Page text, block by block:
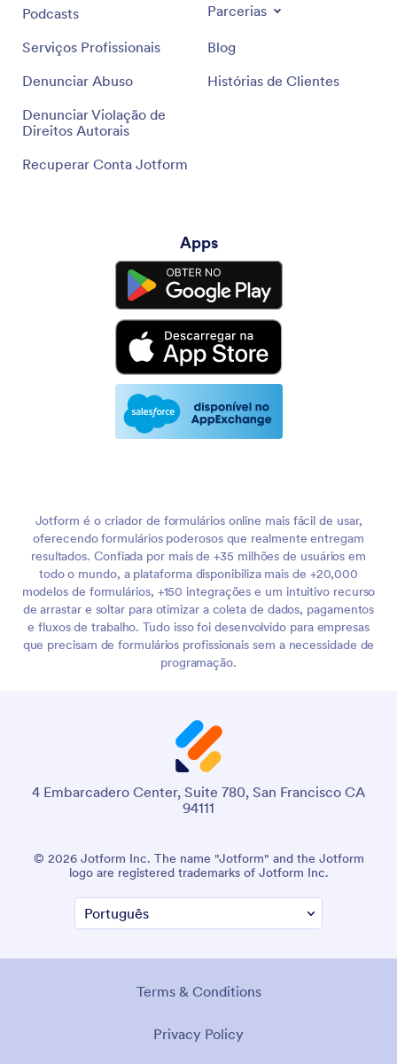
Podcasts
Serviços Profissionais
Denunciar Abuso
Denunciar Violação de
Direitos Autorais
Recuperar Conta Jotform
Parcerias
Blog
Histórias de Clientes
Apps
Jotform é o criador de formulários online mais fácil de usar,
oferecendo formulários poderosos que realmente entregam
resultados. Confiada por mais de +35 milhões de usuários em
todo o mundo, a plataforma disponibiliza mais de +20,000
modelos de formulários, +150 integrações e um intuitivo recurso
de arrastar e soltar para otimizar a coleta de dados, pagamentos
e fluxos de trabalho. Tudo isso foi desenvolvido para empresas
que precisam de formulários profissionais sem a necessidade de
programação.
4 Embarcadero Center, Suite 780, San Francisco CA
94111
© 2026 Jotform Inc. The name "Jotform" and the Jotform
logo are registered trademarks of Jotform Inc.
Terms & Conditions
Privacy Policy